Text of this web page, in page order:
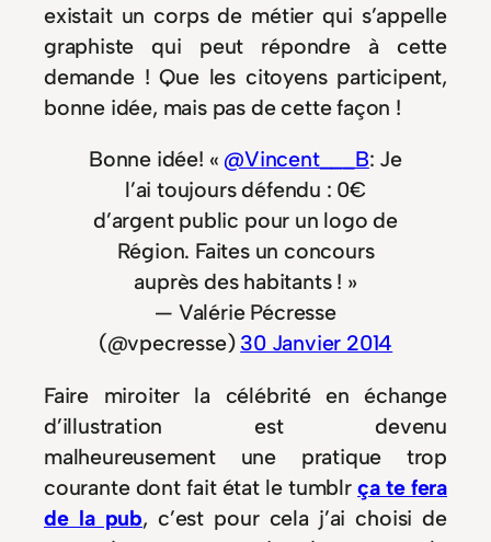
existait un corps de métier qui s’appelle
graphiste qui peut répondre à cette
demande ! Que les citoyens participent,
bonne idée, mais pas de cette façon !
Bonne idée! «@Vincent___B: Je
l’ai toujours défendu : 0€
d’argent public pour un logo de
Région. Faites un concours
auprès des habitants ! »
— Valérie Pécresse
(@vpecresse) 30 Janvier 2014
Faire miroiter la célébrité en échange
d’illustration est devenu
malheureusement une pratique trop
courante dont fait état le tumblrça te fera
de la pub, c’est pour cela j’ai choisi de